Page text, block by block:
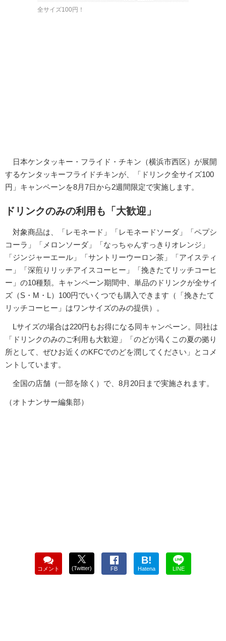
全サイズ100円！
日本ケンタッキー・フライド・チキン（横浜市西区）が展開
するケンタッキーフライドチキンが、「ドリンク全サイズ100
円」キャンペーンを8月7日から2週間限定で実施します。
ドリンクのみの利用も「大歓迎」
対象商品は、「レモネード」「レモネードソーダ」「ペプシ
コーラ」「メロンソーダ」「なっちゃんすっきりオレンジ」
「ジンジャーエール」「サントリーウーロン茶」「アイスティ
ー」「深煎りリッチアイスコーヒー」「挽きたてリッチコーヒ
ー」の10種類。キャンペーン期間中、単品のドリンクが全サイ
ズ（S・M・L）100円でいくつでも購入できます（「挽きたて
リッチコーヒー」はワンサイズのみの提供）。
Lサイズの場合は220円もお得になる同キャンペーン。同社は
「ドリンクのみのご利用も大歓迎」「のどが渇くこの夏の拠り
所として、ぜひお近くのKFCでのどを潤してください」とコメ
ントしています。
全国の店舗（一部を除く）で、8月20日まで実施されます。
（オトナンサー編集部）
コメント (Twitter) FB
B!
Hatena LINE